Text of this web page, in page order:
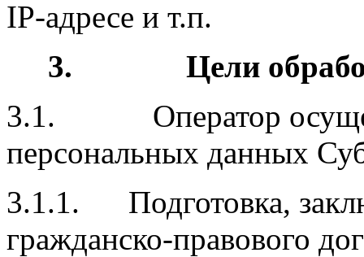
IP-адресе и т.п.
3. Цели
3.1. Оператор
персональных данных
3.1.1. Подготовка,
гражданско-правового